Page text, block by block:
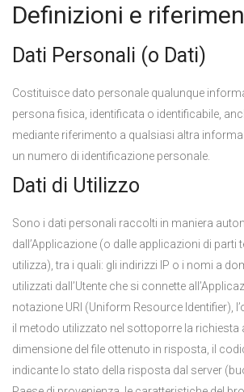
Definizioni e
Dati Personali (o Dati)
Costituisce dato personale qualunque
persona fisica, identificata o identificabile,
mediante riferimento a qualsiasi altra
un numero di identificazione personale.
Dati di Utilizzo
Sono i dati personali raccolti in maniera
dall’Applicazione (o dalle applicazioni di parti
utilizza), tra i quali: gli indirizzi IP o i nomi a
utilizzati dall’Utente che si connette
notazione URI (Uniform Resource Identifier),
il metodo utilizzato nel sottoporre la richiesta
dimensione del file ottenuto in risposta, il
indicante lo stato della risposta dal server